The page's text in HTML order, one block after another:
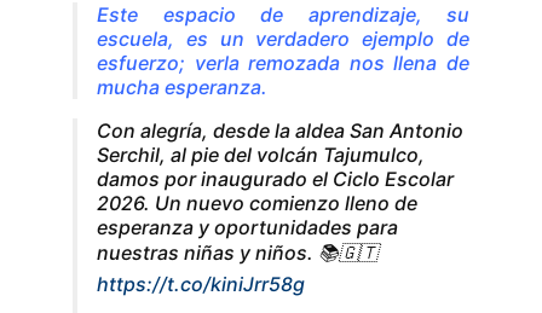
Este espacio de aprendizaje, su
escuela, es un verdadero ejemplo de
esfuerzo; verla remozada nos llena de
mucha esperanza.
Con alegría, desde la aldea San Antonio
Serchil, al pie del volcán Tajumulco,
damos por inaugurado el Ciclo Escolar
2026. Un nuevo comienzo lleno de
esperanza y oportunidades para
nuestras niñas y niños. 📚🇬🇹
https://t.co/kiniJrr58g